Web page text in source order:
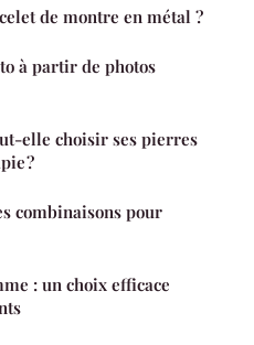
de montre en métal ?
à partir de photos
elle choisir ses pierres
?
combinaisons pour
: un choix efficace